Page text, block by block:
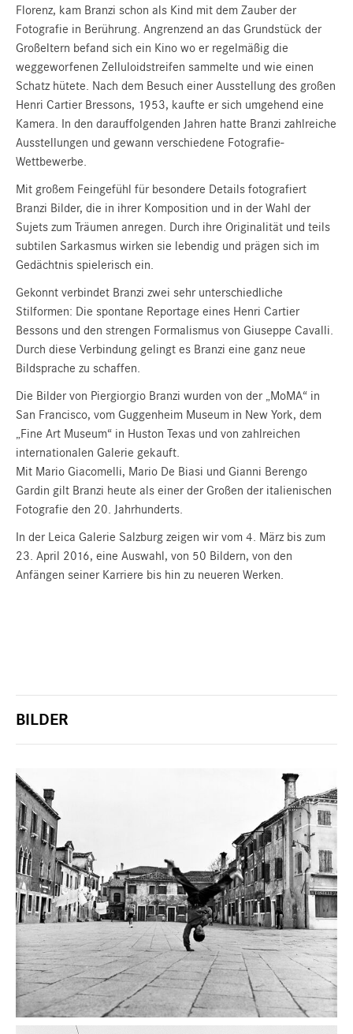
Florenz, kam Branzi schon als Kind mit dem Zauber der
Fotografie in Berührung. Angrenzend an das Grundstück der
Großeltern befand sich ein Kino wo er regelmäßig die
weggeworfenen Zelluloidstreifen sammelte und wie einen
Schatz hütete. Nach dem Besuch einer Ausstellung des großen
Henri Cartier Bressons, 1953, kaufte er sich umgehend eine
Kamera. In den darauffolgenden Jahren hatte Branzi zahlreiche
Ausstellungen und gewann verschiedene Fotografie-
Wettbewerbe.
Mit großem Feingefühl für besondere Details fotografiert
Branzi Bilder, die in ihrer Komposition und in der Wahl der
Sujets zum Träumen anregen. Durch ihre Originalität und teils
subtilen Sarkasmus wirken sie lebendig und prägen sich im
Gedächtnis spielerisch ein.
Gekonnt verbindet Branzi zwei sehr unterschiedliche
Stilformen: Die spontane Reportage eines Henri Cartier
Bessons und den strengen Formalismus von Giuseppe Cavalli.
Durch diese Verbindung gelingt es Branzi eine ganz neue
Bildsprache zu schaffen.
Die Bilder von Piergiorgio Branzi wurden von der „MoMA“ in
San Francisco, vom Guggenheim Museum in New York, dem
„Fine Art Museum“ in Huston Texas und von zahlreichen
internationalen Galerie gekauft.
Mit Mario Giacomelli, Mario De Biasi und Gianni Berengo
Gardin gilt Branzi heute als einer der Großen der italienischen
Fotografie den 20. Jahrhunderts.
In der Leica Galerie Salzburg zeigen wir vom 4. März bis zum
23. April 2016, eine Auswahl, von 50 Bildern, von den
Anfängen seiner Karriere bis hin zu neueren Werken.
BILDER